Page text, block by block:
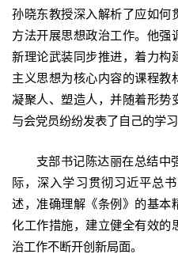
孙晓东教授深入解析了应如何
方法开展思想政治工作。他强
新理论武装同步推进，着力构
主义思想为核心内容的课程教
凝聚人、塑造人，并随着形势
与会党员纷纷发表了自己的学
支部书记陈达丽在总结中
际，深入学习贯彻习近平总
述，准确理解《条例》的基本
化工作措施，建立健全有效的
治工作不断开创新局面。